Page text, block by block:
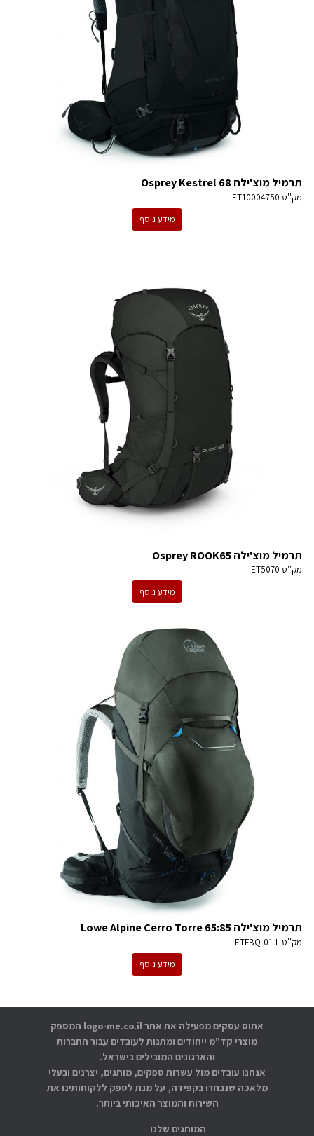
תרמיל מוצ'ילה Osprey Kestrel 68
מק''ט ET10004750
מידע נוסף
תרמיל מוצ'ילה Osprey ROOK65
מק''ט ET5070
מידע נוסף
תרמיל מוצ'ילה Lowe Alpine Cerro Torre 65:85
מק''טETFBQ-01-L
מידע נוסף
המותגים שלנו
אתוס עסקים מפעילה את אתר logo-me.co.il המספק
מוצרי קד"מ ייחודים ומתנות לעובדים עבור החברות
והארגונים המובילים בישראל.
אנחנו עובדים מול עשרות ספקים, מותגים, יצרנים ובעלי
מלאכה שנבחרו בקפידה, על מנת לספק ללקוחותינו את
השירות והמוצר האיכותי ביותר.